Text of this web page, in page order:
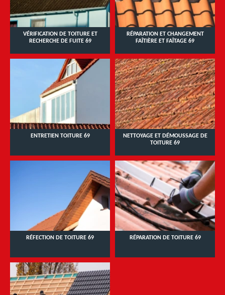
VÉRIFICATION DE TOITURE ET
RECHERCHE DE FUITE 69
RÉPARATION ET CHANGEMENT
FAÎTIÈRE ET FAÎTAGE 69
ENTRETIEN TOITURE 69
NETTOYAGE ET DÉMOUSSAGE DE
TOITURE 69
RÉFECTION DE TOITURE 69 RÉPARATION DE TOITURE 69